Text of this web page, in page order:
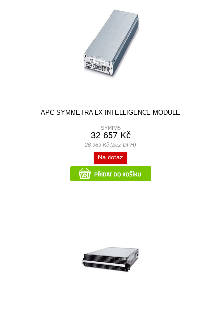
APC SYMMETRA LX INTELLIGENCE MODULE
SYMIM5
32 657 Kč
26 989 Kč (bez DPH)
Na dotaz